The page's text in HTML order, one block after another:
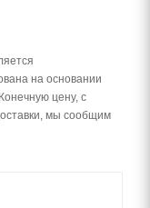
на основании
цену, с
мы сообщим